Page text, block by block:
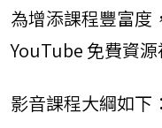
為增添課程豐富度
YouTube 免費資源
影音課程大綱如下：